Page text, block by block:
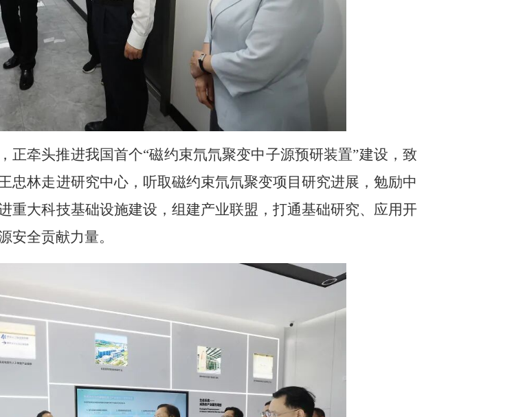
正牵头推进我国首个“磁约束氘氘聚变中子源预研装置”建设，致
忠林走进研究中心，听取磁约束氘氘聚变项目研究进展，勉励中
重大科技基础设施建设，组建产业联盟，打通基础研究、应用开
安全贡献力量。